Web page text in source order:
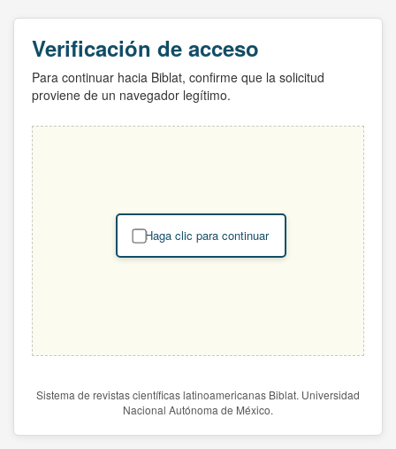
Verificación de acceso
Para continuar hacia Biblat, confirme que la solicitud
proviene de un navegador legítimo.
Haga clic para continuar
Sistema de revistas científicas latinoamericanas Biblat. Universidad
Nacional Autónoma de México.